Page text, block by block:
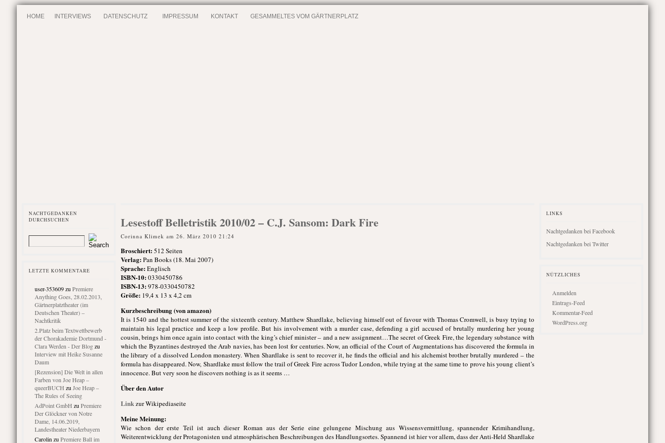
HOME INTERVIEWS DATENSCHUTZ IMPRESSUM KONTAKT GESAMMELTES VOM GÄRTNERPLATZ
NACHTGEDANKEN
DURCHSUCHEN
LETZTE KOMMENTARE
user-353609zu Premiere
Anything Goes, 28.02.2013,
Gärtnerplatztheater (im
Deutschen Theater) –
Nachtkritik
2.Platz beim Textwettbewerb
der Chorakademie Dortmund -
Clara Werden - Der Blogzu
Interview mit Heike Susanne
Daum
[Rezension] Die Welt in allen
Farben von Joe Heap –
queerBUCH zu Joe Heap –
The Rules of Seeing
AdPoint GmbH zu Premiere
Der Glöckner von Notre
Dame, 14.06.2019,
Landestheater Niederbayern
Carolin zu Premiere Ball im
Lesestoff Belletristik 2010/02 – C.J. Sansom: Dark Fire
Corinna Klimek am 26. März 2010 21:24
Broschiert:512 Seiten
Verlag:Pan Books (18. Mai 2007)
Sprache:Englisch
ISBN-10:0330450786
ISBN-13:978-0330450782
Größe:19,4 x 13 x 4,2 cm
Kurzbeschreibung (von amazon)
It is 1540 and the hottest summer of the sixteenth century. Matthew Shardlake, believing himself out of favour with Thomas Cromwell, is busy trying to
maintain his legal practice and keep a low profile. But his involvement with a murder case, defending a girl accused of brutally murdering her young
cousin, brings him once again into contact with the king’s chief minister – and a new assignment…The secret of Greek Fire, the legendary substance with
which the Byzantines destroyed the Arab navies, has been lost for centuries. Now, an official of the Court of Augmentations has discovered the formula in
the library of a dissolved London monastery. When Shardlake is sent to recover it, he finds the official and his alchemist brother brutally murdered – the
formula has disappeared. Now, Shardlake must follow the trail of Greek Fire across Tudor London, while trying at the same time to prove his young client’s
innocence. But very soon he discovers nothing is as it seems …
Über den Autor
Linkzur Wikipediaseite
Meine Meinung:
Wie schon der erste Teil ist auch dieser Roman aus der Serie eine gelungene Mischung aus Wissensvermittlung, spannender Krimihandlung,
Weiterentwicklung der Protagonisten und atmosphärischen Beschreibungen des Handlungsortes. Spannend ist hier vor allem, dass der Anti-Held Shardlake
LINKS
Nachtgedanken bei Facebook
Nachtgedanken bei Twitter
NÜTZLICHES
Anmelden
Eintrags-Feed
Kommentar-Feed
WordPress.org